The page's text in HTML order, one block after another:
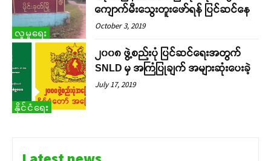
လူမှုရေး
ကျောက်မီးသွေးတူးဖော်ရန် ပြင်ဆင်နေ
October 3, 2019
နိုင်ငံရေး
၂၀၀၈ ဖွဲ့စည်းပုံ ပြင်ဆင်ရေးအတွက်
SNLD မှ အကြံပြုချက် အများဆုံးပေးခဲ့
July 17, 2019